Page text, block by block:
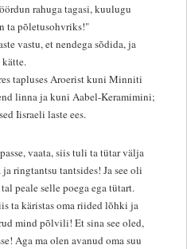
rahuga tagasi, kuulugu
ta põletusohvriks!"
vastu, et nendega sõdida, ja
kätte.
tapluses Aroerist kuni Minniti
linna ja kuni Aabel-Keramimini;
Iisraeli laste ees.
vaata, siis tuli ta tütar välja
ringtantsu tantsides! Ja see oli
peale selle poega ega tütart.
ta käristas oma riided lõhki ja
mind põlvili! Et sina see oled,
Aga ma olen avanud oma suu